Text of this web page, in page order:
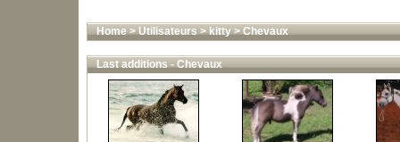
Home>Utilisateurs>kitty>Chevaux
Last additions - Chevaux